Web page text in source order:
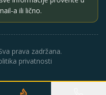
a ili lično.
prava zadržana.
privatnosti